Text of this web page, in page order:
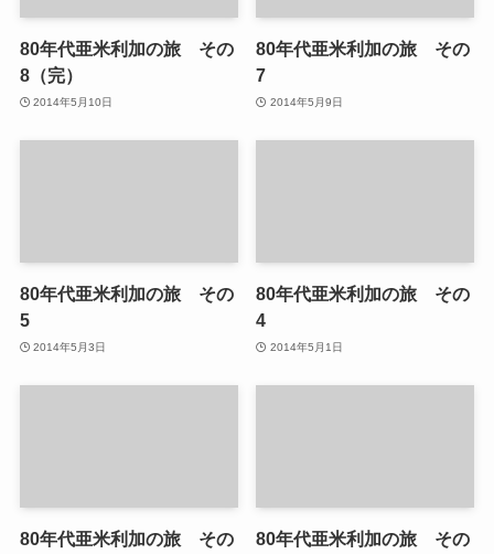
80年代亜米利加の旅 その
8（完）
2014年5月10日
80年代亜米利加の旅 その
7
2014年5月9日
80年代亜米利加の旅 その
5
2014年5月3日
80年代亜米利加の旅 その
4
2014年5月1日
80年代亜米利加の旅 その
80年代亜米利加の旅 その